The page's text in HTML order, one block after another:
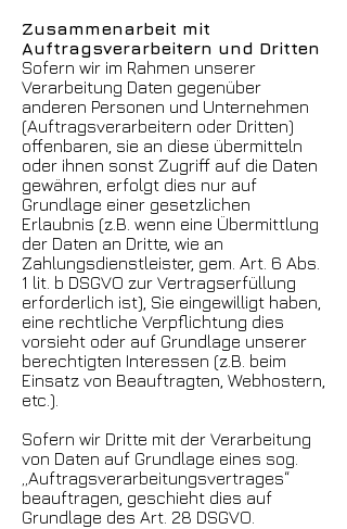
Zusammenarbeit mit
Auftragsverarbeitern und Dritten
Sofern wir im Rahmen unserer
Verarbeitung Daten gegenüber
anderen Personen und Unternehmen
(Auftragsverarbeitern oder Dritten)
offenbaren, sie an diese übermitteln
oder ihnen sonst Zugriff auf die Daten
gewähren, erfolgt dies nur auf
Grundlage einer gesetzlichen
Erlaubnis (z.B. wenn eine Übermittlung
der Daten an Dritte, wie an
Zahlungsdienstleister, gem. Art. 6 Abs.
1 lit. b DSGVO zur Vertragserfüllung
erforderlich ist), Sie eingewilligt haben,
eine rechtliche Verpflichtung dies
vorsieht oder auf Grundlage unserer
berechtigten Interessen (z.B. beim
Einsatz von Beauftragten, Webhostern,
etc.).
Sofern wir Dritte mit der Verarbeitung
von Daten auf Grundlage eines sog.
„Auftragsverarbeitungsvertrages“
beauftragen, geschieht dies auf
Grundlage des Art. 28 DSGVO.